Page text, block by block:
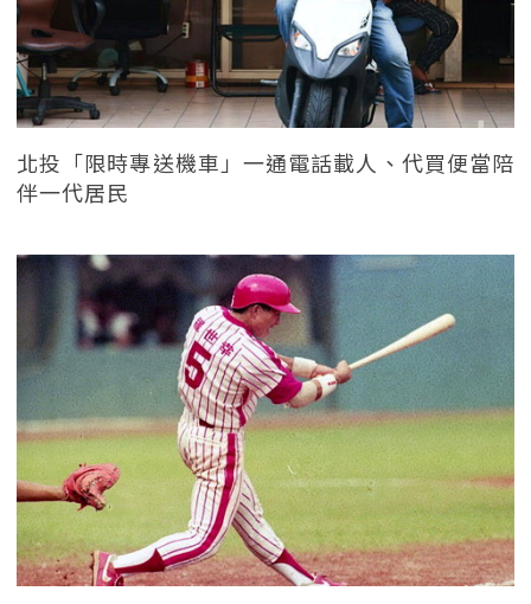
北投「限時專送機車」一通電話載人、代買便當陪
伴一代居民